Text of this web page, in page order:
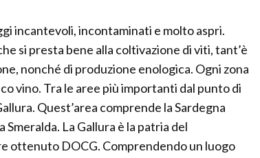
incantevoli, incontaminati e molto aspri.
si presta bene alla coltivazione di viti, tant’è
nonché di produzione enologica. Ogni zona
vino. Tra le aree più importanti dal punto di
Quest’area comprende la Sardegna
La Gallura è la patria del
ottenuto DOCG. Comprendendo un luogo